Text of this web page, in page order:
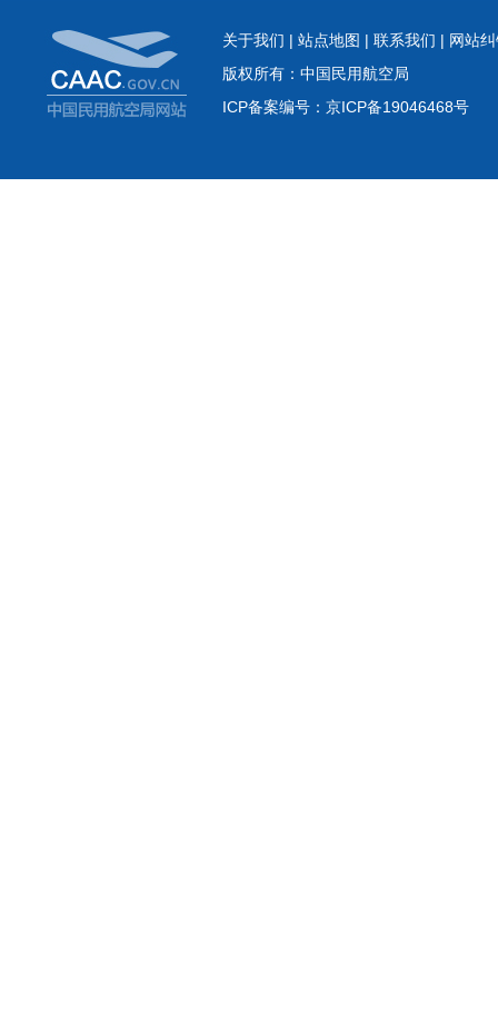
关于我们 | 站点地图 | 联系我们 | 网站
版权所有：中国民用航空局
ICP备案编号：京ICP备19046468号